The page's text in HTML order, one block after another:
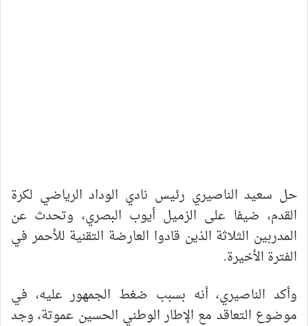
حل سعيد الناصيري رئيس نادي الوداد الرياضي لكرة
القدم، ضيفا على الزميل أيوب البصري، وتحدث عن
المدربين الثلاثة الذين قادوا العارضة التقنية للأحمر في
الفترة الأخيرة.
وأكد الناصيري، أنه بسبب ضغط الجمهور عليه، في
موضوع التعاقد مع الإطار الوطني الحسين عموتة، وجد